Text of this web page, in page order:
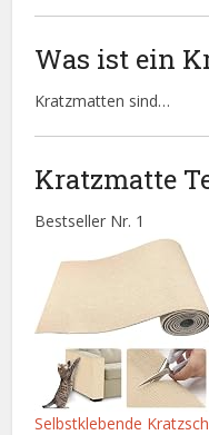
Was ist ein
Kratzmatten sind…
Kratzmatte
Bestseller Nr. 1
Selbstklebende